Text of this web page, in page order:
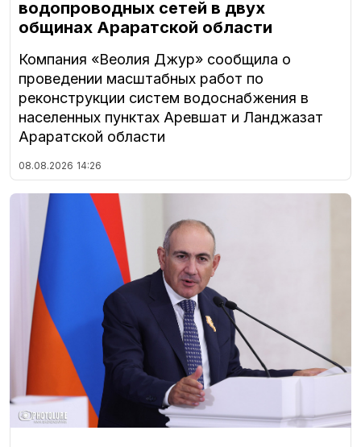
водопроводных сетей в двух
общинах Араратской области
Компания «Веолия Джур» сообщила о
проведении масштабных работ по
реконструкции систем водоснабжения в
населенных пунктах Аревшат и Ланджазат
Араратской области
08.08.2026 14:26